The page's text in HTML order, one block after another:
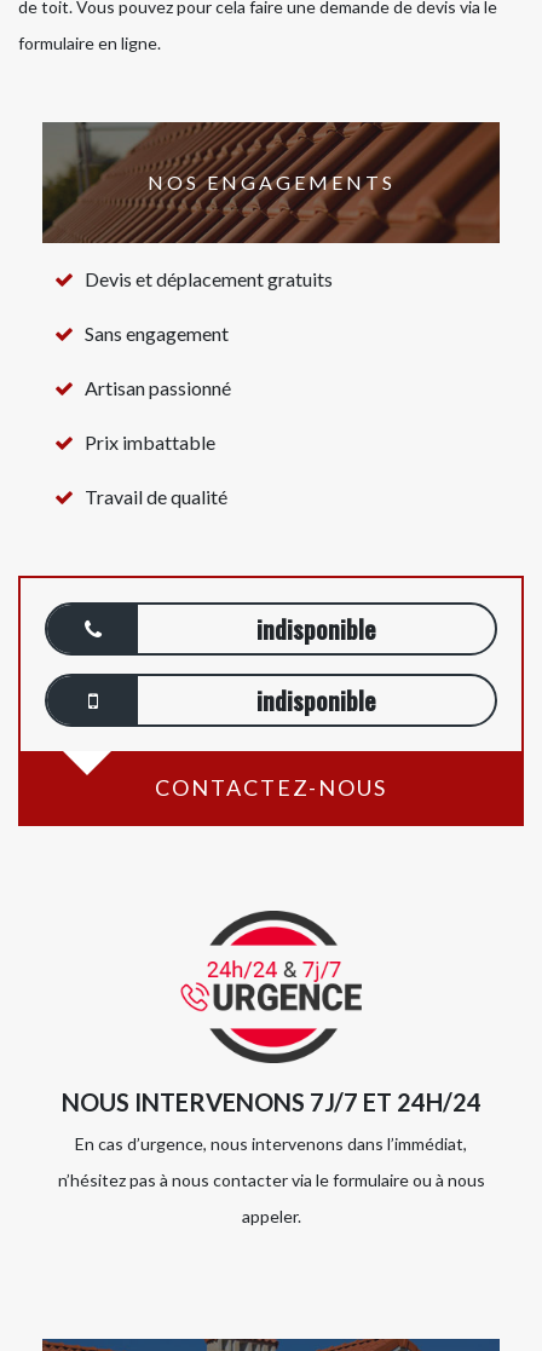
de toit. Vous pouvez pour cela faire une demande de devis via le
formulaire en ligne.
NOS ENGAGEMENTS
Devis et déplacement gratuits
Sans engagement
Artisan passionné
Prix imbattable
Travail de qualité
indisponible
indisponible
CONTACTEZ-NOUS
NOUS INTERVENONS 7J/7 ET 24H/24
En cas d’urgence, nous intervenons dans l’immédiat,
n’hésitez pas à nous contacter via le formulaire ou à nous
appeler.